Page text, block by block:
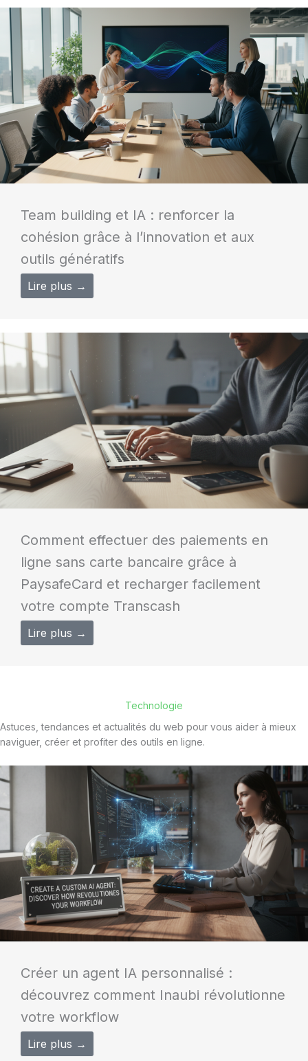
Team building et IA : renforcer la
cohésion grâce à l’innovation et aux
outils génératifs
Lire plus →
Comment effectuer des paiements en
ligne sans carte bancaire grâce à
PaysafeCard et recharger facilement
votre compte Transcash
Lire plus →
Technologie
Astuces, tendances et actualités du web pour vous aider à mieux
naviguer, créer et profiter des outils en ligne.
Créer un agent IA personnalisé :
découvrez comment Inaubi révolutionne
votre workflow
Lire plus →